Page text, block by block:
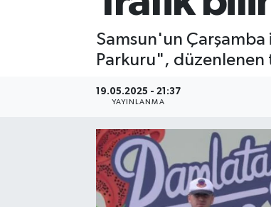
Samsun'un
Parkuru", düzenlenen
19.05.2025 - 21:37
YAYINLANMA